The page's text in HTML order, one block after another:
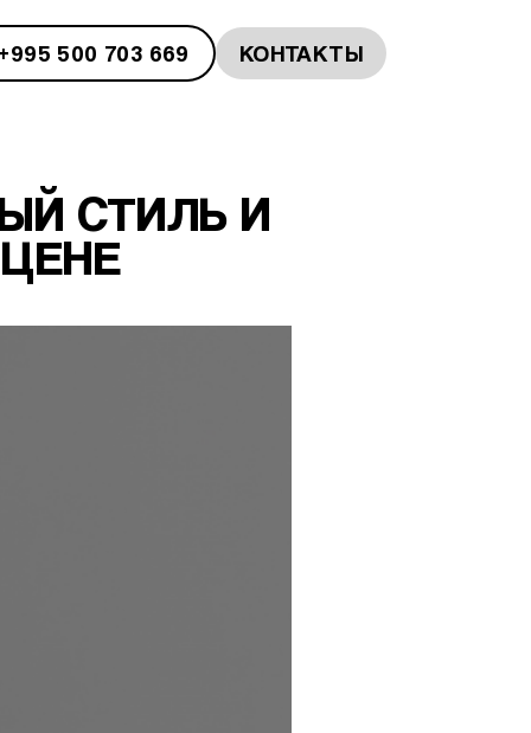
500 703 669 КОНТАКТЫ
СТИЛЬ И